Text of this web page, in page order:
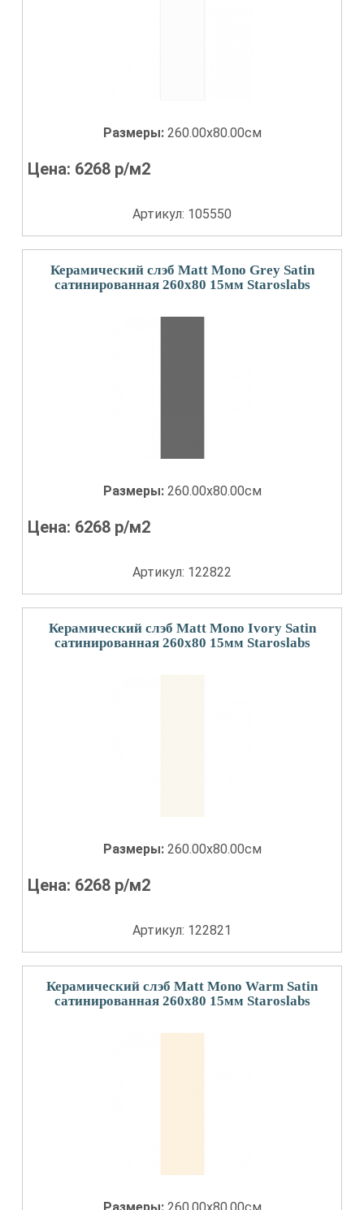
Размеры: 260.00x80.00см
Цена: 6268 р/м2
Артикул: 105550
Керамический слэб Matt Mono Grey Satin
сатинированная 260x80 15мм Staroslabs
Размеры: 260.00x80.00см
Цена: 6268 р/м2
Артикул: 122822
Керамический слэб Matt Mono Ivory Satin
сатинированная 260x80 15мм Staroslabs
Размеры: 260.00x80.00см
Цена: 6268 р/м2
Артикул: 122821
Керамический слэб Matt Mono Warm Satin
сатинированная 260x80 15мм Staroslabs